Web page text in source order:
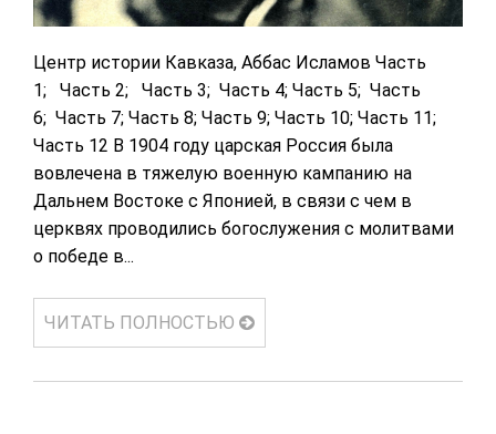
Центр истории Кавказа, Аббас Исламов Часть
1; Часть 2; Часть 3; Часть 4; Часть 5; Часть
6; Часть 7; Часть 8; Часть 9; Часть 10; Часть 11;
Часть 12 В 1904 году царская Россия была
вовлечена в тяжелую военную кампанию на
Дальнем Востоке с Японией, в связи с чем в
церквях проводились богослужения с молитвами
о победе в...
ЧИТАТЬ ПОЛНОСТЬЮ